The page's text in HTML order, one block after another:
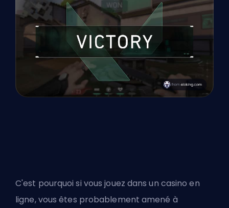
C'est pourquoi si vous jouez dans un casino en
ligne, vous êtes probablement amené à